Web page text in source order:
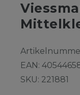
EAN:
SKU: 221881